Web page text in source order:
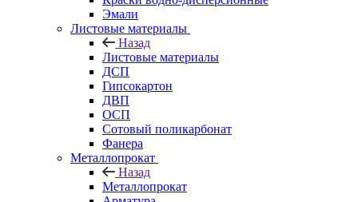
Эмали
Листовые материалы
Назад
Листовые материалы
ДСП
Гипсокартон
ДВП
ОСП
Сотовый поликарбонат
Фанера
Металлопрокат
Назад
Металлопрокат